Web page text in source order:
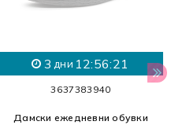
3 дни 12:56:21
3637383940
Дамски ежедневни обувки